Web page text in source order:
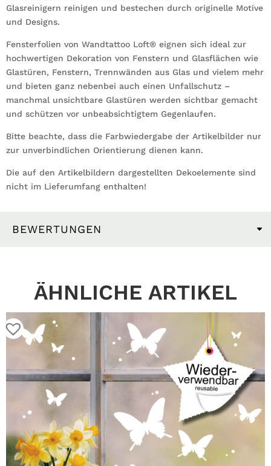
Glasreinigern reinigen und bestechen durch originelle Motive
und Designs.
Fensterfolien von Wandtattoo Loft® eignen sich ideal zur
hochwertigen Dekoration von Fenstern und Glasflächen wie
Glastüren, Fenstern, Trennwänden aus Glas und vielem mehr
und bieten ganz nebenbei auch einen Unfallschutz –
manchmal unsichtbare Glastüren werden sichtbar gemacht
und schützen vor unbeabsichtigtem Gegenlaufen.
Bitte beachte, dass die Farbwiedergabe der Artikelbilder nur
zur unverbindlichen Orientierung dienen kann.
Die auf den Artikelbildern dargestellten Dekoelemente sind
nicht im Lieferumfang enthalten!
BEWERTUNGEN
ÄHNLICHE ARTIKEL